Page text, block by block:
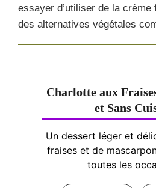
essayer d’utiliser de la crème
des alternatives végétales
Charlotte aux
et Sans
Un dessert léger et
fraises et de
toutes les